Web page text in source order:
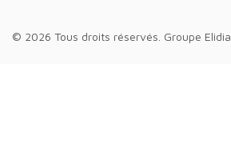
© 2026 Tous droits réservés. Groupe Elidia